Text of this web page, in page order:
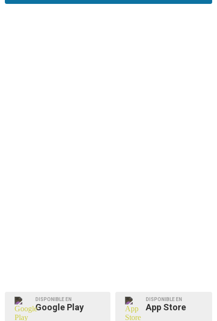
DISPONIBLE EN
Google Play
DISPONIBLE EN
App Store